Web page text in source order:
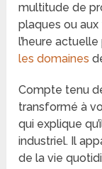
multitude de
plaques ou
l’heure actuelle
les domaines
Compte tenu
transformé à
qui explique
industriel. Il
de la vie